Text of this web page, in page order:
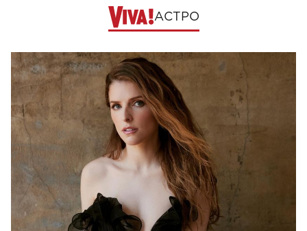
АСТРО